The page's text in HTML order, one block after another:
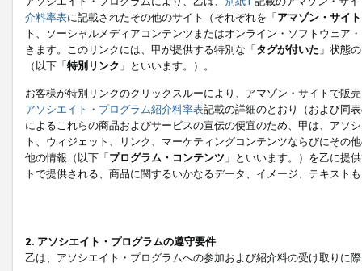
介料率表に記載されたその他のサイト（それぞれを「アマゾン・サイト
ト、ソーシャルメディアコンテンツまたはオンライン・ソフトウェア
きます。このリンクには、甲が提供する特別な「タグが付いた 」状態
（以下「特別リンク 」といいます。）。
お客様が特別リンクのクリックスルーにより、アマゾン・サイトで販
アソシエイト・プログラム紹介料率表記載の詳細のとおり（および同
によるこれらの商品およびサービスの宣伝の便宜のため、甲は、アソ
ト、ウィジェット、リンク、マーケティングコンテンツならびにその
他の情報（以下「プログラム・コンテンツ 」といいます。）を乙に提
トで提供される、商品に関するいかなるデータ、イメージ、テキス
2. アソシエイト・プログラムの遵守要件
乙は、アソシエイト・プログラムへの参加および紹介料の受け取りに